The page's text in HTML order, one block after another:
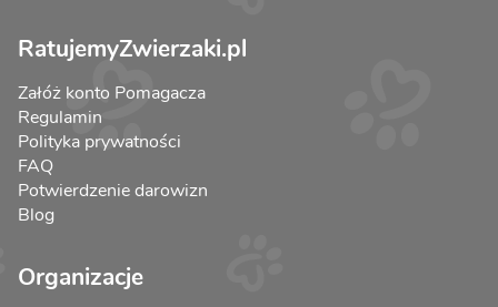
RatujemyZwierzaki.pl
Załóż konto Pomagacza
Regulamin
Polityka prywatności
FAQ
Potwierdzenie darowizn
Blog
Organizacje